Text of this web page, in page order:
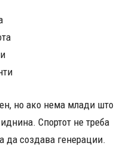
но ако нема млади што
Спортот не треба
да создава генерации.